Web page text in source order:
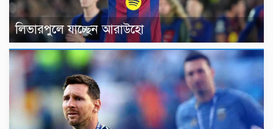
লিভারপুলে যাচ্ছেন আরাউহো